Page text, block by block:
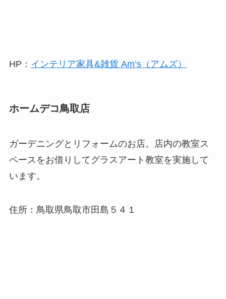
HP： インテリア家具&雑貨 Am’s（アムズ）
ホームデコ鳥取店
ガーデニングとリフォームのお店。店内の教室ス
ペースをお借りしてグラスアート教室を実施して
います。
住所：鳥取県鳥取市田島５４１